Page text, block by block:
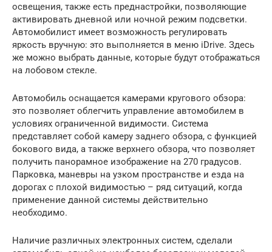
освещения, также есть преднастройки, позволяющие
активировать дневной или ночной режим подсветки.
Автомобилист имеет возможность регулировать
яркость вручную: это выполняется в меню iDrive. Здесь
же можно выбрать данные, которые будут отображаться
на лобовом стекле.
Автомобиль оснащается камерами кругового обзора:
это позволяет облегчить управление автомобилем в
условиях ограниченной видимости. Система
представляет собой камеру заднего обзора, с функцией
бокового вида, а также верхнего обзора, что позволяет
получить панорамное изображение на 270 градусов.
Парковка, маневры на узком пространстве и езда на
дорогах с плохой видимостью – ряд ситуаций, когда
применение данной системы действительно
необходимо.
Наличие различных электронных систем, сделали